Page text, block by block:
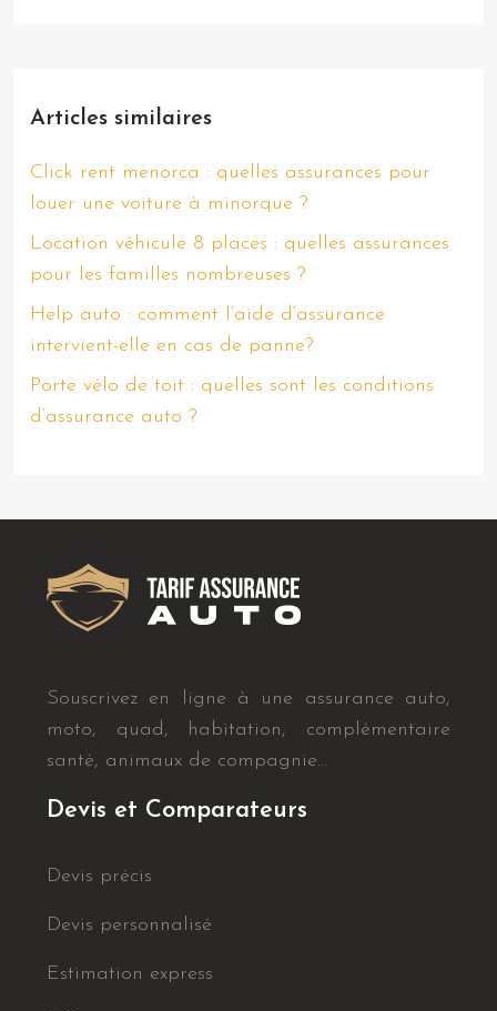
Articles similaires
Click rent menorca : quelles assurances pour
louer une voiture à minorque ?
Location véhicule 8 places : quelles assurances
pour les familles nombreuses ?
Help auto : comment l’aide d’assurance
intervient-elle en cas de panne?
Porte vélo de toit : quelles sont les conditions
d’assurance auto ?
Souscrivez en ligne à une assurance auto,
moto, quad, habitation, complémentaire
santé, animaux de compagnie…
Devis et Comparateurs
Devis précis
Devis personnalisé
Estimation express